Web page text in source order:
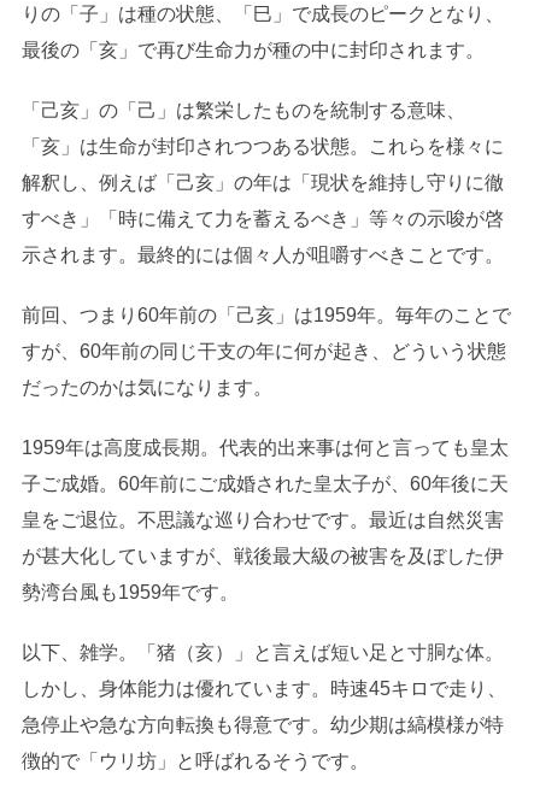
りの「子」は種の状態、「巳」で成長のピークとなり、
最後の「亥」で再び生命力が種の中に封印されます。
「己亥」の「己」は繁栄したものを統制する意味、
「亥」は生命が封印されつつある状態。これらを様々に
解釈し、例えば「己亥」の年は「現状を維持し守りに徹
すべき」「時に備えて力を蓄えるべき」等々の示唆が啓
示されます。最終的には個々人が咀嚼すべきことです。
前回、つまり60年前の「己亥」は1959年。毎年のことで
すが、60年前の同じ干支の年に何が起き、どういう状態
だったのかは気になります。
1959年は高度成長期。代表的出来事は何と言っても皇太
子ご成婚。60年前にご成婚された皇太子が、60年後に天
皇をご退位。不思議な巡り合わせです。最近は自然災害
が甚大化していますが、戦後最大級の被害を及ぼした伊
勢湾台風も1959年です。
以下、雑学。「猪（亥）」と言えば短い足と寸胴な体。
しかし、身体能力は優れています。時速45キロで走り、
急停止や急な方向転換も得意です。幼少期は縞模様が特
徴的で「ウリ坊」と呼ばれるそうです。